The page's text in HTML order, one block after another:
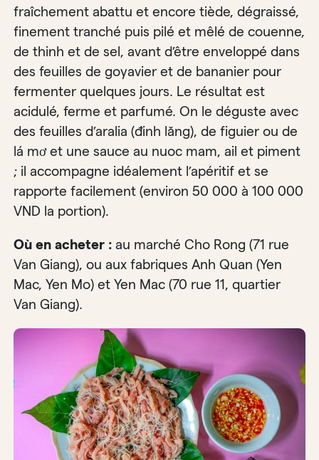
fraîchement abattu et encore tiède, dégraissé,
finement tranché puis pilé et mêlé de couenne,
de thinh et de sel, avant d’être enveloppé dans
des feuilles de goyavier et de bananier pour
fermenter quelques jours. Le résultat est
acidulé, ferme et parfumé. On le déguste avec
des feuilles d’aralia (đinh lăng), de figuier ou de
lá mơ et une sauce au nuoc mam, ail et piment
; il accompagne idéalement l’apéritif et se
rapporte facilement (environ 50 000 à 100 000
VND la portion).
Où en acheter : au marché Cho Rong (71 rue
Van Giang), ou aux fabriques Anh Quan (Yen
Mac, Yen Mo) et Yen Mac (70 rue 11, quartier
Van Giang).